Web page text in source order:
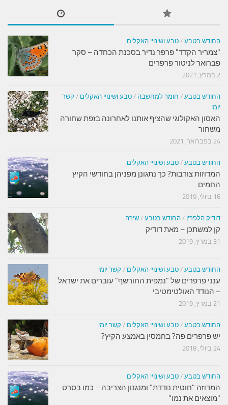
החודש בטבע / טבע ושינויי האקלים
"צמריר הקדד" פרפר נדיר בסכנת הכחדה – סקר
פברואר לניטור פרפרים
2 במרץ, 2021
החודש בטבע / חומר למחשבה / טבע ושינויי האקלים / קשר
יומי
האסון האקולוגי שהציף אותנו לאחרונה בזפת שחורה
משחור
24 בפברואר, 2021
החודש בטבע / טבע ושינויי האקלים
המדוזות צורבות? כך נתגונן מפניהן בחודשי הקיץ
החמים
16 ביולי, 2019
דודיק הלפרין / החודש בטבע / שירה
קן למשתכן – מאת דודיק
31 במרץ, 2019
החודש בטבע / טבע ושינויי האקלים / קשר יומי
ענני פרפרים של "נמפית החורשף" עוברים את ישראל
– הנודד האולטימטיבי
21 במרץ, 2019
החודש בטבע / טבע ושינויי האקלים / קשר יומי
יש פרפרים פה? בחמסין באמצע הקיץ?
24 ביולי, 2018
החודש בטבע / טבע ושינויי האקלים
המדוזה "חוטית נודדת" ומנגנון הצריבה – כמו בסרט
"מוצאים את נמו"